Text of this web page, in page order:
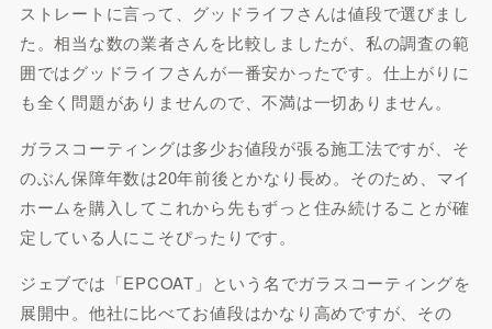
ストレートに言って、グッドライフさんは値段で選びまし
た。相当な数の業者さんを比較しましたが、私の調査の範
囲ではグッドライフさんが一番安かったです。仕上がりに
も全く問題がありませんので、不満は一切ありません。
ガラスコーティングは多少お値段が張る施工法ですが、そ
のぶん保障年数は20年前後とかなり長め。そのため、マイ
ホームを購入してこれから先もずっと住み続けることが確
定している人にこそぴったりです。
ジェブでは「EPCOAT」という名でガラスコーティングを
展開中。他社に比べてお値段はかなり高めですが、その